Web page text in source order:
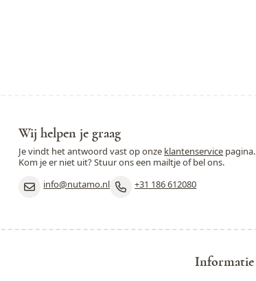
Wij helpen je graag
Je vindt het antwoord vast op onze klantenservice pagina.
Kom je er niet uit? Stuur ons een mailtje of bel ons.
info@nutamo.nl
+31 186 612080
Informatie